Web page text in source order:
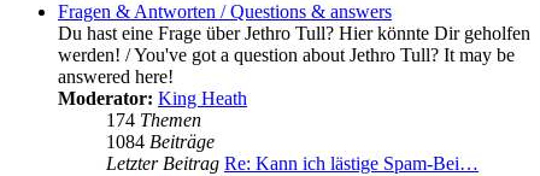
Fragen & Antworten / Questions & answers
Du hast eine Frage über Jethro Tull? Hier könnte Dir geholfen
werden! / You've got a question about Jethro Tull? It may be
answered here!
Moderator: King Heath
174 Themen
1084 Beiträge
Letzter Beitrag Re: Kann ich lästige Spam-Bei…